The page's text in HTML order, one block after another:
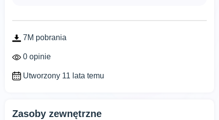
7M pobrania
0 opinie
Utworzony 11 lata temu
Zasoby zewnętrzne